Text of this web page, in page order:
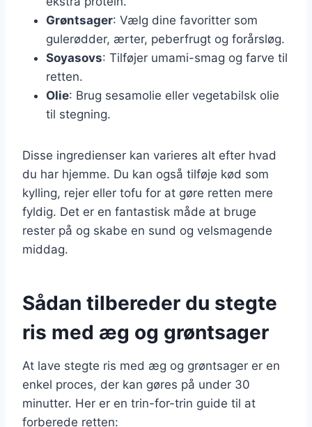
Grøntsager: Vælg dine favoritter som
gulerødder, ærter, peberfrugt og forårsløg.
Soyasovs: Tilføjer umami-smag og farve til
retten.
Olie: Brug sesamolie eller vegetabilsk olie
til stegning.
Disse ingredienser kan varieres alt efter hvad
du har hjemme. Du kan også tilføje kød som
kylling, rejer eller tofu for at gøre retten mere
fyldig. Det er en fantastisk måde at bruge
rester på og skabe en sund og velsmagende
middag.
Sådan tilbereder du stegte
ris med æg og grøntsager
At lave stegte ris med æg og grøntsager er en
enkel proces, der kan gøres på under 30
minutter. Her er en trin-for-trin guide til at
forberede retten: